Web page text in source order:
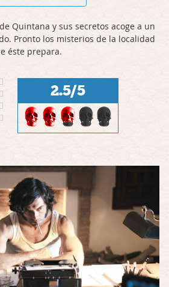
Quintana y sus secretos acoge a un
Pronto los misterios de la localidad
éste prepara.
2.5/5